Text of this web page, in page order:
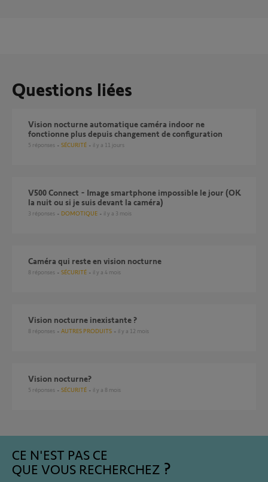
Questions liées
Vision nocturne automatique caméra indoor ne
fonctionne plus depuis changement de configuration
5 réponses SÉCURITÉ il y a 11 jours
V500 Connect - Image smartphone impossible le jour (OK
la nuit ou si je suis devant la caméra)
3 réponses DOMOTIQUE il y a 3 mois
Caméra qui reste en vision nocturne
8 réponses SÉCURITÉ il y a 4 mois
Vision nocturne inexistante ?
8 réponses AUTRES PRODUITS il y a 12 mois
vision nocturne?
5 réponses SÉCURITÉ il y a 8 mois
CE N'EST PAS CE
QUE VOUS RECHERCHEZ